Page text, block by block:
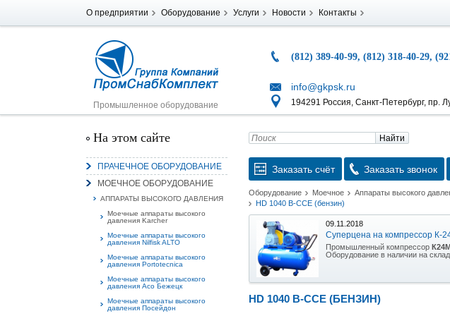
О предприятии Оборудование Услуги Новости Контакты
Промышленное оборудование
(812) 389-40-99, (812) 318-40-29,
info@gkpsk.ru
194291 Россия, Санкт-Петербург, пр.
На этом сайте
ПРАЧЕЧНОЕ ОБОРУДОВАНИЕ
МОЕЧНОЕ ОБОРУДОВАНИЕ
АППАРАТЫ ВЫСОКОГО ДАВЛЕНИЯ
Моечные аппараты высокого
давления Karcher
Моечные аппараты высокого
давления Nilfisk ALTO
Моечные аппараты высокого
давления Portotecnica
Моечные аппараты высокого
давления Асо Бежецк
Моечные аппараты высокого
давления Посейдон
Найти
Заказать счёт Заказать звонок
Оборудование Моечное Аппараты высокого
HD 1040 В-CCE (бензин)
09.11.2018
Суперцена на компрессор К-
Промышленный компрессор
Оборудование в наличии на
15.10.2018
Уникальная возможность
HD 1040 В-CCE (БЕНЗИН)